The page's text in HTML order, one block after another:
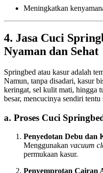
Meningkatkan
4. Jasa Cuci
Nyaman dan Sehat
Springbed atau kasur adalah
Namun, tanpa disadari, kasur
keringat, sel kulit mati, hingga
besar, mencucinya sendiri
a. Proses Cuci
Penyedotan Debu dan
Menggunakan vacuum
permukaan kasur.
Penyemprotan Cairan